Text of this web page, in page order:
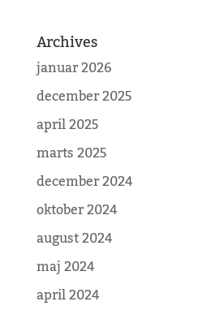
Archives
januar 2026
december 2025
april 2025
marts 2025
december 2024
oktober 2024
august 2024
maj 2024
april 2024